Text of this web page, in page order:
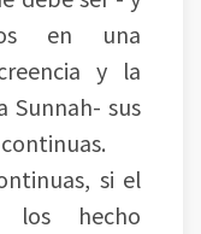
en una
y la
Sunnah- sus
si el
los hecho